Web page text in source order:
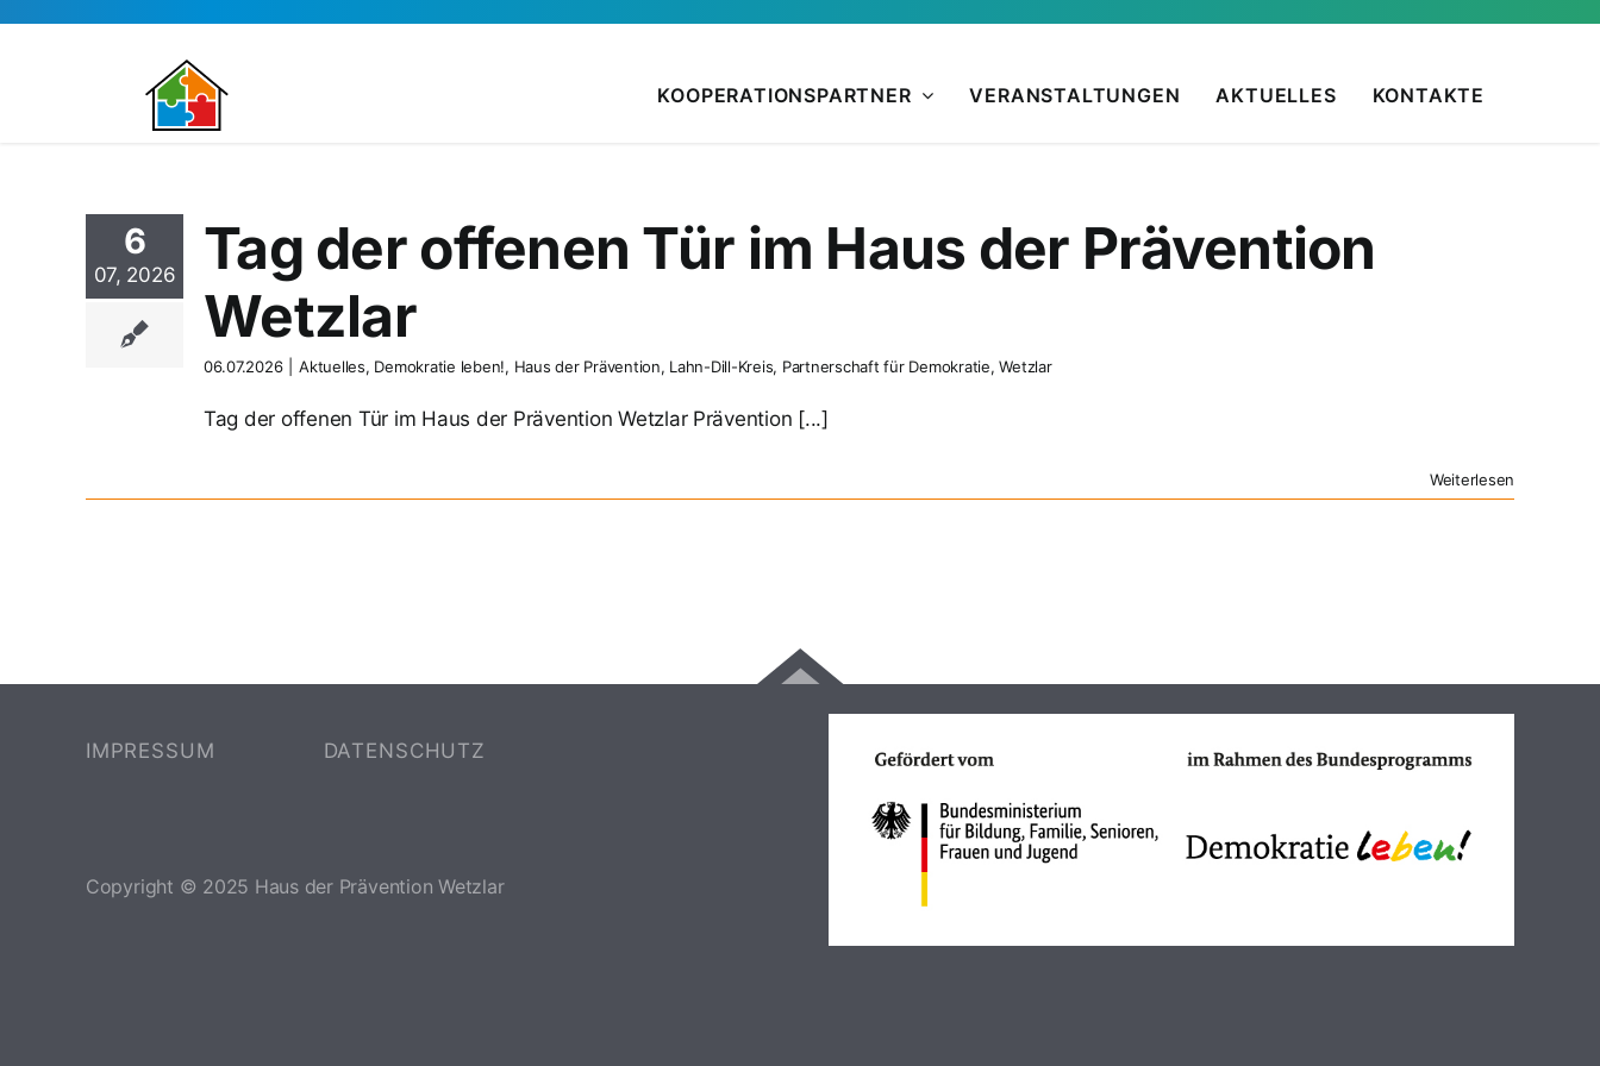
KOOPERATIONSPARTNER VERANSTALTUNGEN AKTUELLES KONTAKTE
6
07, 2026
Tag der offenen Tür im Haus der Prävention
Wetzlar
06.07.2026 Aktuelles, Demokratie leben!, Haus der Prävention, Lahn-Dill-Kreis, Partnerschaft für Demokratie,Wetzlar
Tag der offenen Tür im Haus der Prävention Wetzlar Prävention [...]
Weiterlesen
IMPRESSUM DATENSCHUTZ
Copyright © 2025 Haus der Prävention Wetzlar